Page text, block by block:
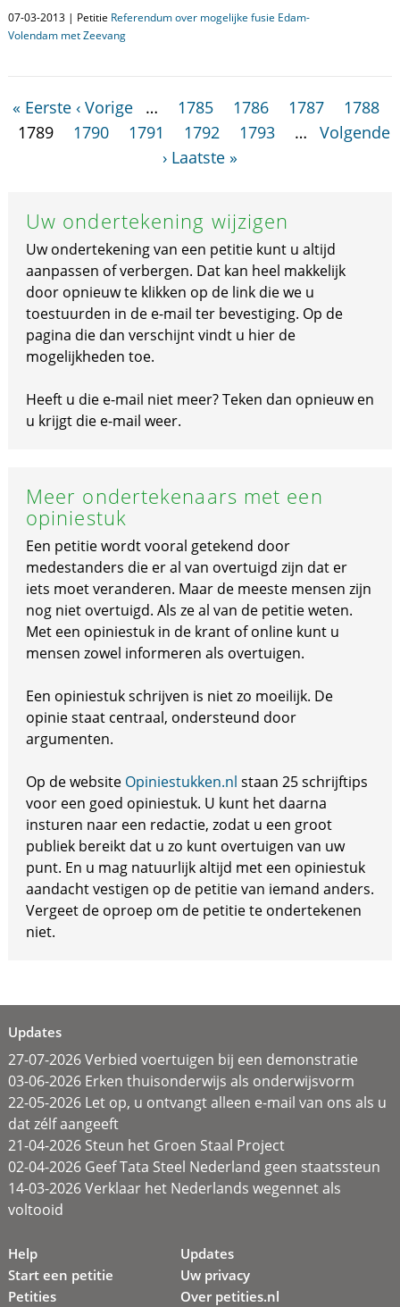
07-03-2013 | Petitie Referendum over mogelijke fusie Edam-
Volendam met Zeevang
« Eerste ‹ Vorige … 1785 1786 1787
1788
1789
1790 1791 1792 1793 …
Volgende
› Laatste »
Uw ondertekening wijzigen
Uw ondertekening van een petitie kunt u altijd
aanpassen of verbergen. Dat kan heel makkelijk
door opnieuw te klikken op de link die we u
toestuurden in de e-mail ter bevestiging. Op de
pagina die dan verschijnt vindt u hier de
mogelijkheden toe.
Heeft u die e-mail niet meer? Teken dan opnieuw en
u krijgt die e-mail weer.
Meer ondertekenaars met een
opiniestuk
Een petitie wordt vooral getekend door
medestanders die er al van overtuigd zijn dat er
iets moet veranderen. Maar de meeste mensen zijn
nog niet overtuigd. Als ze al van de petitie weten.
Met een opiniestuk in de krant of online kunt u
mensen zowel informeren als overtuigen.
Een opiniestuk schrijven is niet zo moeilijk. De
opinie staat centraal, ondersteund door
argumenten.
Op de website Opiniestukken.nl staan 25 schrijftips
voor een goed opiniestuk. U kunt het daarna
insturen naar een redactie, zodat u een groot
publiek bereikt dat u zo kunt overtuigen van uw
punt. En u mag natuurlijk altijd met een opiniestuk
aandacht vestigen op de petitie van iemand anders.
Vergeet de oproep om de petitie te ondertekenen
niet.
Updates
27-07-2026 Verbied voertuigen bij een demonstratie
03-06-2026 Erken thuisonderwijs als onderwijsvorm
22-05-2026 Let op, u ontvangt alleen e-mail van ons als u
dat zélf aangeeft
21-04-2026 Steun het Groen Staal Project
02-04-2026 Geef Tata Steel Nederland geen staatssteun
14-03-2026 Verklaar het Nederlands wegennet als
voltooid
Help
Start een petitie
Petities
Updates
Uw privacy
Over petities.nl